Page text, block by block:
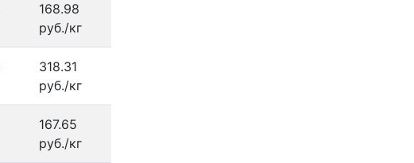
168.98
руб./кг
318.31
руб./кг
167.65
руб./кг